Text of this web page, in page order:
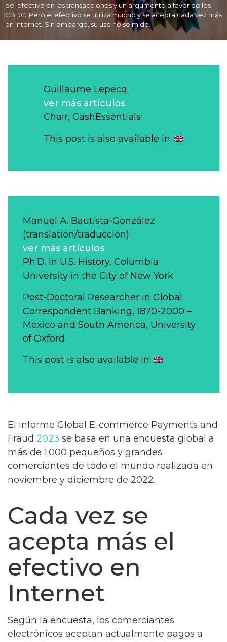
del efectivo en las transacciones y un argumento a favor de los
CBDC. Pero el efectivo se utiliza mucho y se acepta cada vez más
en internet. Sin embargo, su uso no se mide.
Guillaume Lepecq
ver más artículos
Chair, CashEssentials
This post is also available in:
Manuel A. Bautista-González
(translation/traducción)
ver más artículos
Ph.D. in U.S. History, Columbia
University in the City of New York
Post-Doctoral Researcher in Global
Correspondent Banking, 1870-2000 –
Mexico and South America, University
of Oxford
This post is also available in:
El informe Global E-commerce Payments and
Fraud 2023 se basa en una encuesta global a
más de 1.000 pequeños y grandes
comerciantes de todo el mundo realizada en
noviembre y diciembre de 2022.
Cada vez se
acepta más el
efectivo en
Internet
Según la encuesta, los comerciantes
electrónicos aceptan actualmente pagos a